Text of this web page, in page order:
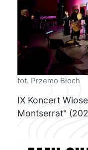
fot. Przemo Błoch
IX Koncert
Montserrat"